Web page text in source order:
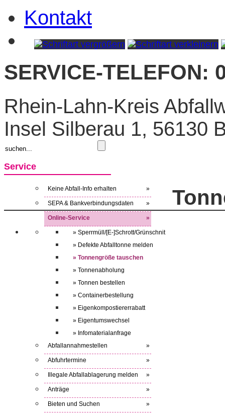
Kontakt
SERVICE-TELEFON:
Rhein-Lahn-Kreis
Insel Silberau 1, 56130
Service
Keine Abfall-Info erhalten »
SEPA & Bankverbindungsdaten »
Online-Service »
» Sperrmüll/[E-]Schrott/Grünschnit
» Defekte Abfalltonne melden
» Tonnengröße tauschen
» Tonnenabholung
» Tonnen bestellen
» Containerbestellung
» Eigenkompostiererrabatt
» Eigentumswechsel
» Infomaterialanfrage
Abfallannahmestellen
»
Abfuhrtermine »
Illegale Abfallablagerung melden »
Anträge »
Bieten und Suchen »